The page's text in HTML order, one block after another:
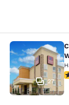
Comfort
27